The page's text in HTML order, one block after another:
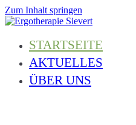
Zum Inhalt springen
Ergotherapie Sievert
Geriatrie, Neurologie,
STARTSEITE
AKTUELLES
ÜBER UNS